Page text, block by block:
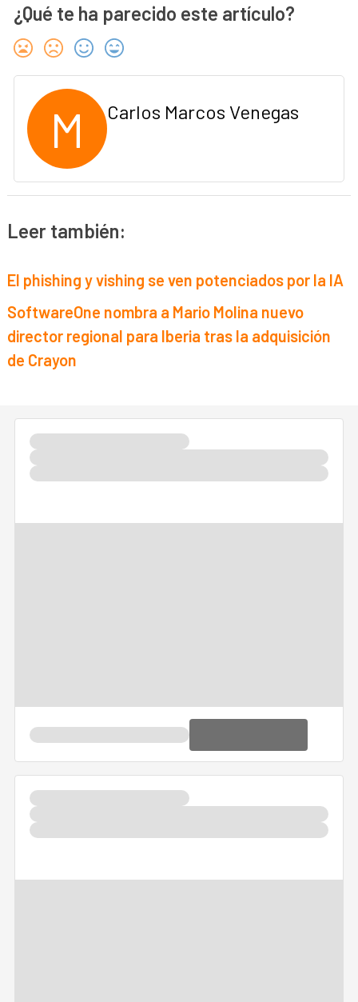
¿Qué te ha parecido este artículo?
M Carlos Marcos Venegas
Leer también:
El phishing y vishing se ven potenciados por la IA
SoftwareOne nombra a Mario Molina nuevo
director regional para Iberia tras la adquisición
de Crayon